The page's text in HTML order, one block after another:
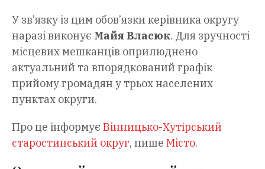
У зв’язку із цим обов’язки керівника округу
наразі виконує Майя Власюк. Для зручності
місцевих мешканців оприлюднено
актуальний та впорядкований графік
прийому громадян у трьох населених
пунктах округи.
Про це інформує Вінницько-Хутірський
старостинський округ, пише Місто.